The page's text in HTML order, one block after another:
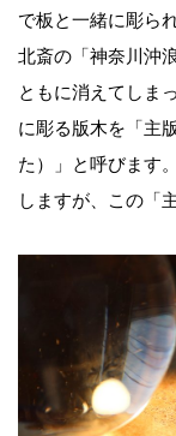
で板と一緒に彫ら
北斎の「神奈川沖
ともに消えてしま
に彫る版木を「主
た）」と呼びます
しますが、この「